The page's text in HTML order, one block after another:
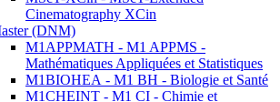
Cinematography XCin
(DNM)
M1APPMATH - M1 APPMS -
Mathématiques Appliquées et Statistiques
M1BIOHEA - M1 BH - Biologie et Santé
M1CHEINT - M1 CI - Chimie et